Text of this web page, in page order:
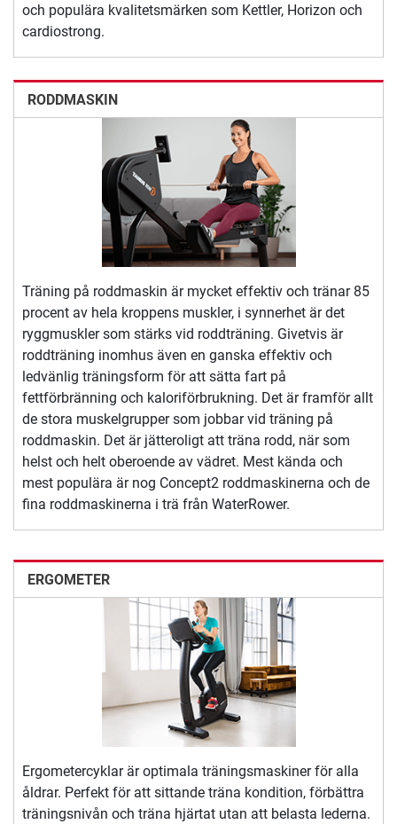
och populära kvalitetsmärken som Kettler, Horizon och
cardiostrong.
RODDMASKIN
Träning på roddmaskin är mycket effektiv och tränar 85
procent av hela kroppens muskler, i synnerhet är det
ryggmuskler som stärks vid roddträning. Givetvis är
roddträning inomhus även en ganska effektiv och
ledvänlig träningsform för att sätta fart på
fettförbränning och kaloriförbrukning. Det är framför allt
de stora muskelgrupper som jobbar vid träning på
roddmaskin. Det är jätteroligt att träna rodd, när som
helst och helt oberoende av vädret. Mest kända och
mest populära är nog Concept2 roddmaskinerna och de
fina roddmaskinerna i trä från WaterRower.
ERGOMETER
Ergometercyklar är optimala träningsmaskiner för alla
åldrar. Perfekt för att sittande träna kondition, förbättra
träningsnivån och träna hjärtat utan att belasta lederna.